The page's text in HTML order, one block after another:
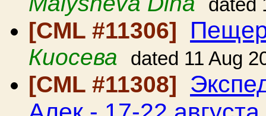
dated
[CML #11306]
Киосева dated 11 Aug
[CML #11308]